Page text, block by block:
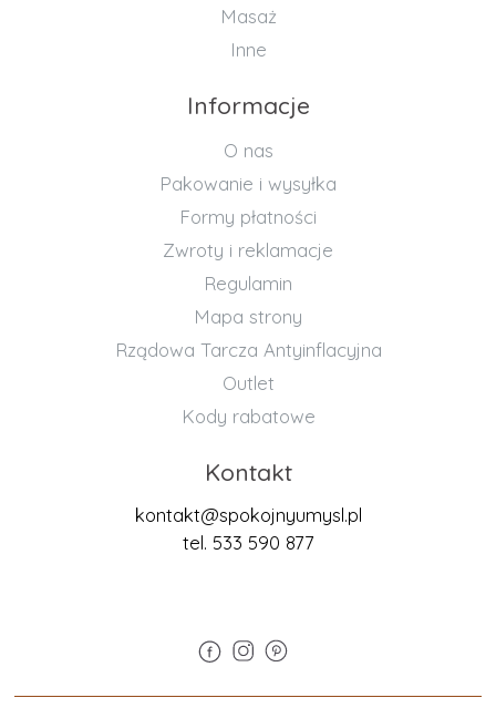
Masaż
Inne
Informacje
O nas
Pakowanie i wysyłka
Formy płatności
Zwroty i reklamacje
Regulamin
Mapa strony
Rządowa Tarcza Antyinflacyjna
Outlet
Kody rabatowe
Kontakt
kontakt@spokojnyumysl.pl
tel. 533 590 877